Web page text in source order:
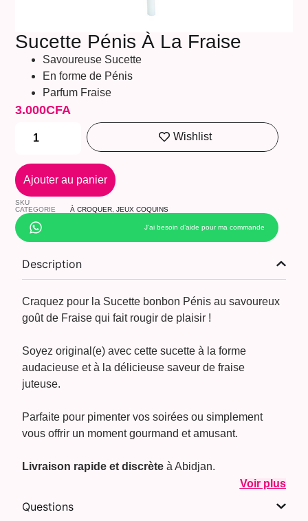
Sucette Pénis À La Fraise
Savoureuse Sucette
En forme de Pénis
Parfum Fraise
3.000CFA
Wishlist
Ajouter au panier
SKU
CATEGORIE
À CROQUER, JEUX COQUINS
J’ai besoin d’aide pour ma commande
Description
Craquez pour la Sucette bonbon Pénis au savoureux
goût de Fraise qui fait rougir de plaisir !
Soyez original(e) avec cette sucette à la forme
audacieuse et à la délicieuse saveur de fraise
juteuse.
Parfaite pour pimenter vos soirées ou simplement
vous offrir un moment gourmand et amusant.
Livraison rapide et discrète à Abidjan.
Voir plus
Questions